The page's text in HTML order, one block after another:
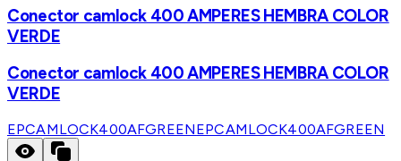
Conector camlock 400 AMPERES HEMBRA COLOR
VERDE
Conector camlock 400 AMPERES HEMBRA COLOR
VERDE
EPCAMLOCK400AFGREENEPCAMLOCK400AFGREEN